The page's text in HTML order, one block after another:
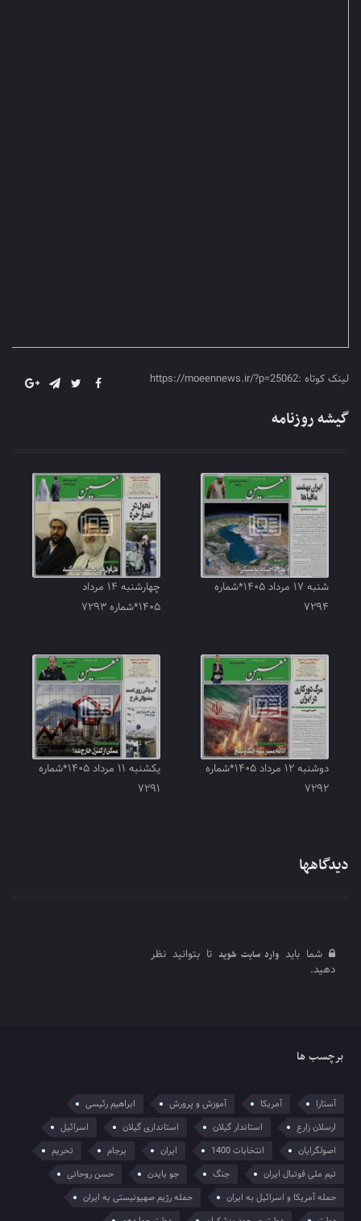
لینک کوتاه :https://moeennews.ir/?p=25062
گیشه روزنامه
شنبه ۱۷ مرداد ۱۴۰۵*شماره
۷۲۹۴
چهارشنبه ۱۴ مرداد
۱۴۰۵*شماره ۷۲۹۳
دوشنبه ۱۲ مرداد ۱۴۰۵*شماره
۷۲۹۲
یکشنبه ۱۱ مرداد ۱۴۰۵*شماره
۷۲۹۱
دیدگاهها
شما باید وارد سایت شوید تا بتوانید نظر
دهید.
برچسب ها
آستارا آمریکا آموزش و پرورش
ابراهیم رئیسی
ارسلان زارع
استاندار گیلان استانداری گیلان
اسرائیل
اصولگرایان
انتخابات 1400 ایران برجام
تحریم
تیم ملی فوتبال ایران
جنگ جو بایدن
حسن روحانی
حمله آمریکا و اسرائیل به ایران
حمله رژیم صهیونیستی به ایران